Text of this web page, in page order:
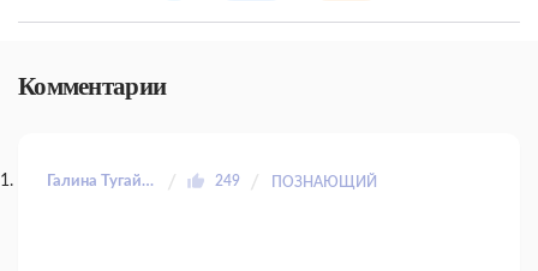
Комментарии
Галина Тугайбей 249 ПОЗНАЮЩИЙ